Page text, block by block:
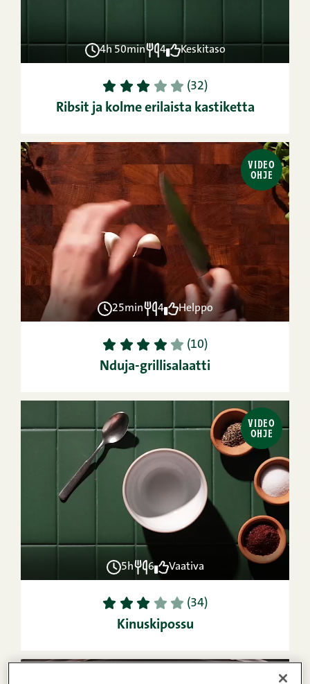
4h 50min 4 Keskitaso
1 2 3 4 5 (32)
Ribsit ja kolme erilaista kastiketta
VIDEO
OHJE
25min 4 Helppo
1 2 3 4 5 (10)
Nduja-grillisalaatti
VIDEO
OHJE
5h 6 Vaativa
1 2 3 4 5 (34)
Kinuskipossu